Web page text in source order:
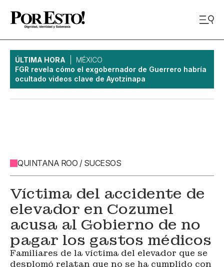
ÚLTIMA HORA
MÉXICO
FGR revela cómo el exgobernador de Guerrero habría
ocultado videos clave de Ayotzinapa
QUINTANA ROO / SUCESOS
Víctima del accidente de
elevador en Cozumel
acusa al Gobierno de no
pagar los gastos médicos
Familiares de la víctima del elevador que se
desplomó relatan que no se ha cumplido con